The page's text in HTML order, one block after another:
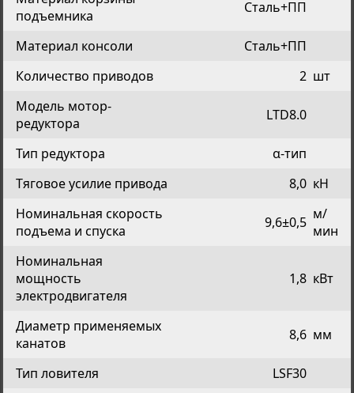
подъемника
Сталь+ПП
Материал консоли
Сталь+ПП
Количество приводов
2 шт
Модель мотор-
редуктора
LTD8.0
Тип редуктора
α-тип
Тяговое усилие привода
8,0 кН
Номинальная скорость
подъема и спуска
9,6±0,5 м/
мин
Номинальная
мощность
электродвигателя
1,8 кВт
Диаметр применяемых
канатов
8,6 мм
Тип ловителя
LSF30